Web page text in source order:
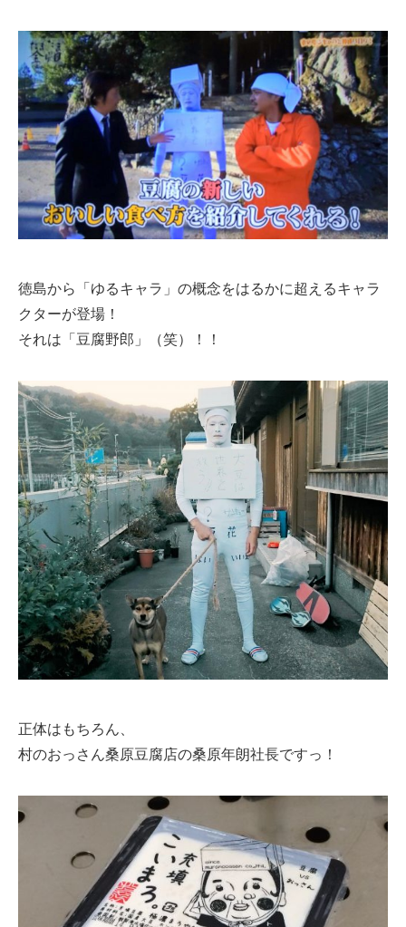
徳島から「ゆるキャラ」の概念をはるかに超えるキャラ
クターが登場！
それは「豆腐野郎」（笑）！！
正体はもちろん、
村のおっさん桑原豆腐店の桑原年朗社長ですっ！